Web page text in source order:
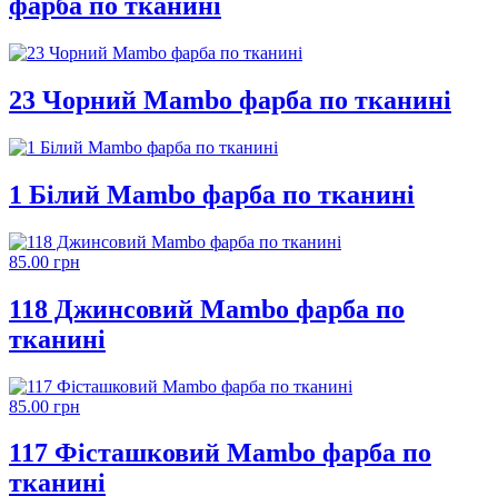
23 Чорний Mambo фарба по тканині
1 Білий Mambo фарба по тканині
85.00 грн
118 Джинсовий Mambo фарба по
тканині
85.00 грн
117 Фісташковий Mambo фарба по
тканині